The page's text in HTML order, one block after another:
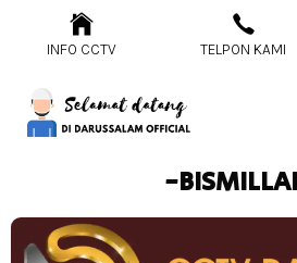
-
INFO CCTV TELPON KAMI